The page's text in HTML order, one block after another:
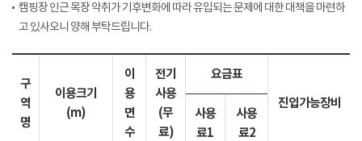
캠핑장 인근 목장 악취가 기후변화에 따라 유입되는 문제에 대한 대책을 마련하
고 있사오니 양해 부탁드립니다.
구
역
명
이용크기
(m)
이
용
면
수
전기
사용
(무
료)
요금표
진입가능장비
사용
료1
사용
료2